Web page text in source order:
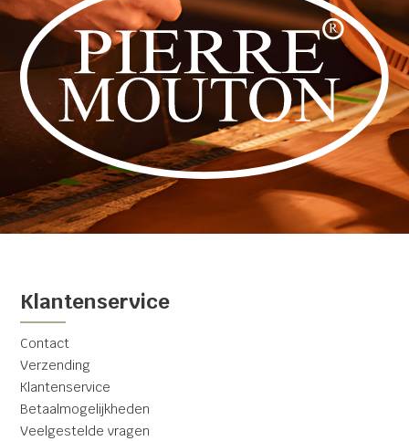
Klantenservice
Contact
Verzending
Klantenservice
Betaalmogelijkheden
Veelgestelde vragen